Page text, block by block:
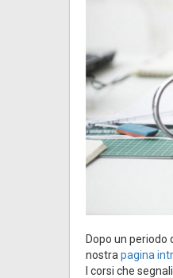
Dopo un periodo
nostra pagina
I corsi che